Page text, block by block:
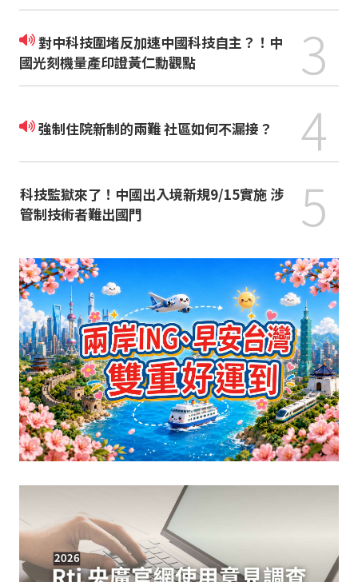
對中科技圍堵反加速中國科技自主？！中
國光刻機量產印證黃仁勳觀點
3
強制住院新制的兩難 社區如何不漏接？ 4
科技監獄來了！中國出入境新規9/15實施 涉
管制技術者難出國門
5